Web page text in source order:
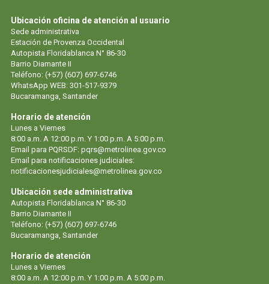
Ubicación oficina de atención al usuario
Sede administrativa
Estación de Provenza Occidental
Autopista Floridablanca N° 86-30
Barrio Diamante II
Teléfono: (+57) (607) 697-6746
WhatsApp WEB: 301-517-9379
Bucaramanga, Santander
Horario de atención
Lunes a Viernes
8:00 a.m. A 12:00 p.m. Y 1:00 p.m. A 5:00 p.m.
Email para PQRSDF: pqrs@metrolinea.gov.co
Email para notificaciones judiciales:
notificacionesjudiciales@metrolinea.gov.co
Ubicación sede administrativa
Autopista Floridablanca N° 86-30
Barrio Diamante II
Teléfono: (+57) (607) 697-6746
Bucaramanga, Santander
Horario de atención
Lunes a Viernes
8:00 a.m. A 12:00 p.m. Y 1:00 p.m. A 5:00 p.m.